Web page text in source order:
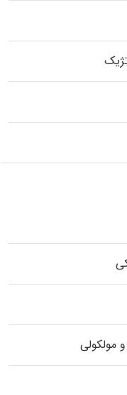
مولکولی